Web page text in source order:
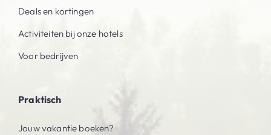
Deals en kortingen
Activiteiten bij onze hotels
Voor bedrijven
Praktisch
Jouw vakantie boeken?